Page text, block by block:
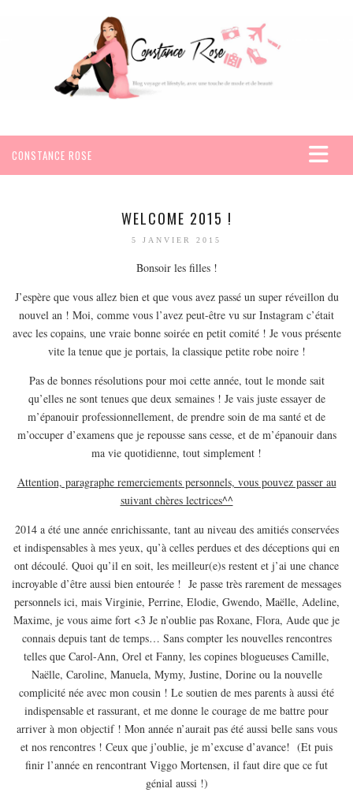
CONSTANCE ROSE
AMÉRIQUE
MEXIQUE
ESPAGNE
FRANCE
GRÈCE
HONGRIE
ITALIE
RÉPUBLIQUE TCHÈQUE
OCÉANIE
AUSTRALIE
ARTICLES PRATIQUES
YOGA
MON PROGRAMME DE YOGA EN LIGNE
AUTRES CATÉGORIES
MODE
BEAUTÉ
DIVERSES BOX
WELCOME 2015 !
5 JANVIER 2015
Bonsoir les filles !
J’espère que vous allez bien et que vous avez passé un super réveillon du
nouvel an ! Moi, comme vous l’avez peut-être vu sur Instagram c’était
avec les copains, une vraie bonne soirée en petit comité ! Je vous présente
vite la tenue que je portais, la classique petite robe noire !
Pas de bonnes résolutions pour moi cette année, tout le monde sait
qu’elles ne sont tenues que deux semaines ! Je vais juste essayer de
m’épanouir professionnellement, de prendre soin de ma santé et de
m’occuper d’examens que je repousse sans cesse, et de m’épanouir dans
ma vie quotidienne, tout simplement !
Attention, paragraphe remerciements personnels, vous pouvez passer au
suivant chères lectrices^^
2014 a été une année enrichissante, tant au niveau des amitiés conservées
et indispensables à mes yeux, qu’à celles perdues et des déceptions qui en
ont découlé. Quoi qu’il en soit, les meilleur(e)s restent et j’ai une chance
incroyable d’être aussi bien entourée ! Je passe très rarement de messages
personnels ici, mais Virginie, Perrine, Elodie, Gwendo, Maëlle, Adeline,
Maxime, je vous aime fort <3 Je n’oublie pas Roxane, Flora, Aude que je
connais depuis tant de temps… Sans compter les nouvelles rencontres
telles que Carol-Ann, Orel et Fanny, les copines blogueuses Camille,
Naëlle, Caroline, Manuela, Mymy, Justine, Dorine ou la nouvelle
complicité née avec mon cousin ! Le soutien de mes parents à aussi été
indispensable et rassurant, et me donne le courage de me battre pour
arriver à mon objectif ! Mon année n’aurait pas été aussi belle sans vous
et nos rencontres ! Ceux que j’oublie, je m’excuse d’avance! (Et puis
finir l’année en rencontrant Viggo Mortensen, il faut dire que ce fut
génial aussi !)